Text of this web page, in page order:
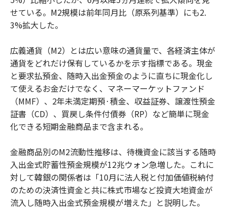
せている。M2規模は前年同月比（原系列基準）にも2.
3%拡大した。
広義通貨（M2）とは広い意味の通貨量で、各経済主体が
通貨をどれだけ保有しているかを示す指標である。現金
と要求払預金、随時入出金預金のように直ちに現金化し
て使えるお金だけでなく、マネーマーケットファンド
（MMF）、2年未満定期預·積金、収益証券、譲渡性預金
証書（CD）、買戻し条件付債券（RP）など簡単に現金
化できる短期金融商品まで含まれる。
金融商品別のM2流動性推移は、待機資金に該当する随時
入出金式貯蓄性預金規模が12兆ウォン急増した。これに
対して韓銀の関係者は「10月に法人税と付加価値税納付
のための決済性資金と共に株式市場など投資大地資金が
流入し随時入出金式預金規模が増えた」と説明した。